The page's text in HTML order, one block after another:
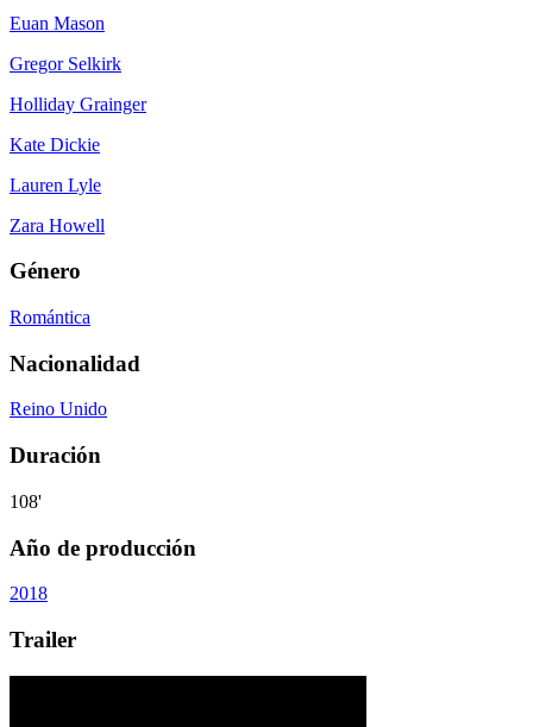
Euan Mason
Gregor Selkirk
Holliday Grainger
Kate Dickie
Lauren Lyle
Zara Howell
Género
Romántica
Nacionalidad
Reino Unido
Duración
108'
Año de producción
2018
Trailer